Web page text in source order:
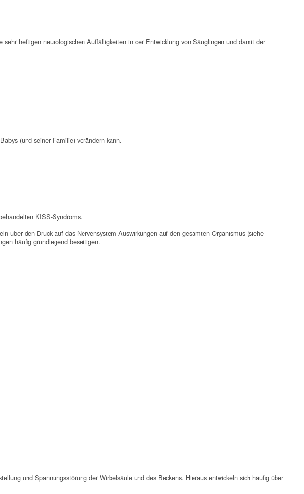
heftigen neurologischen Auffälligkeiten in der Entwicklung von Säuglingen und damit der
(und seiner Familie) verändern kann.
KISS-Syndroms.
über den Druck auf das Nervensystem Auswirkungen auf den gesamten Organismus (siehe
häufig grundlegend beseitigen.
und Spannungsstörung der Wirbelsäule und des Beckens. Hieraus entwickeln sich häufig über